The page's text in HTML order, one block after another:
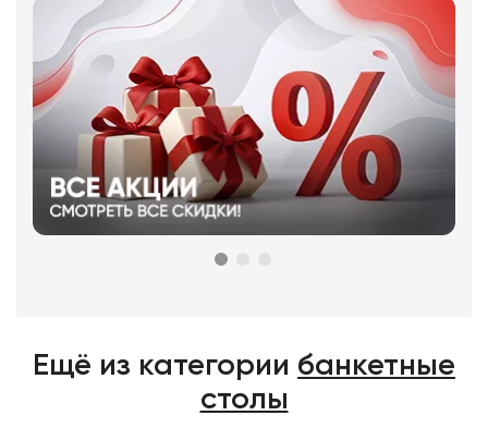
Ещё из категории банкетные
столы